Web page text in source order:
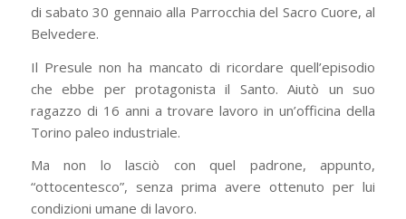
di sabato 30 gennaio alla Parrocchia del Sacro Cuore, al
Belvedere.
Il Presule non ha mancato di ricordare quell’episodio
che ebbe per protagonista il Santo. Aiutò un suo
ragazzo di 16 anni a trovare lavoro in un’officina della
Torino paleo industriale.
Ma non lo lasciò con quel padrone, appunto,
“ottocentesco”, senza prima avere ottenuto per lui
condizioni umane di lavoro.